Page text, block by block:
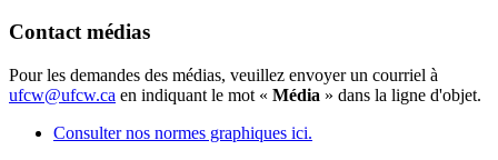
Contact médias
Pour les demandes des médias, veuillez envoyer un courriel à
ufcw@ufcw.ca en indiquant le mot « Média » dans la ligne d'objet.
Consulter nos normes graphiques ici.